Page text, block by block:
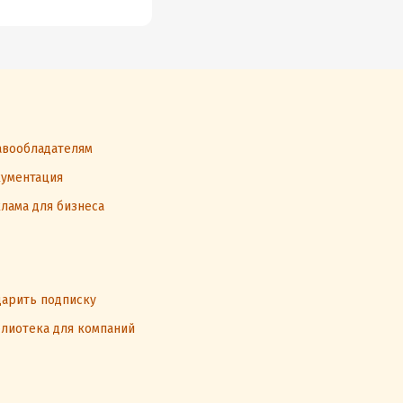
для бизнеса
подписку
для компаний